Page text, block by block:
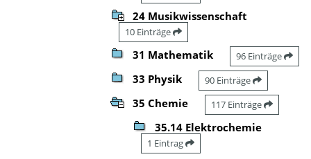
24 Musikwissenschaft
10 Einträge
31 Mathematik 96 Einträge
33 Physik 90 Einträge
35 Chemie 117 Einträge
35.14 Elektrochemie
1 Eintrag